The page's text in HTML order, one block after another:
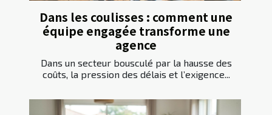
Dans les coulisses : comment une
équipe engagée transforme une
agence
Dans un secteur bousculé par la hausse des
coûts, la pression des délais et l’exigence...